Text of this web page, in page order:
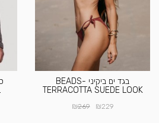
בגד ים ביקיני BEADS-
TERRACOTTA SUEDE LOOK
₪229
₪269